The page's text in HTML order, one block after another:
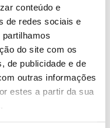
conteúdo e
de redes sociais e
do site com os
de publicidade e de
outras informações
estes a partir da sua
Salarial